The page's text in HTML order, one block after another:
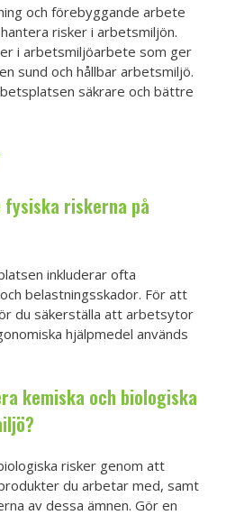
och förebyggande arbete
risker i arbetsmiljön.
i arbetsmiljöarbete som ger
sund och hållbar arbetsmiljö.
säkrare och bättre
fysiska riskerna på
inkluderar ofta
belastningsskador. För att
du säkerställa att arbetsytor
hjälpmedel används
kemiska och biologiska
risker genom att
du arbetar med, samt
av dessa ämnen. Gör en